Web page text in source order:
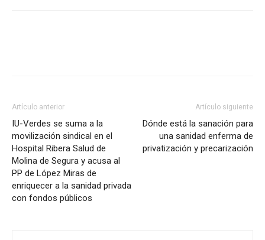
Artículo anterior
IU-Verdes se suma a la
movilización sindical en el
Hospital Ribera Salud de
Molina de Segura y acusa al
PP de López Miras de
enriquecer a la sanidad privada
con fondos públicos
Artículo siguiente
Dónde está la sanación para
una sanidad enferma de
privatización y precarización